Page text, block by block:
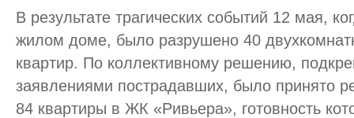
В результате трагических событий 12 мая,
жилом доме, было разрушено 40
квартир. По коллективному решению,
заявлениями пострадавших, было принято
84 квартиры в ЖК «Ривьера», готовность